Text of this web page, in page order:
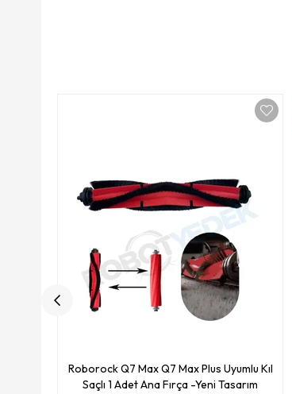
Roborock Q7 Max Q7 Max Plus Uyumlu Kıl
Saçlı 1 Adet Ana Fırça -Yeni Tasarım